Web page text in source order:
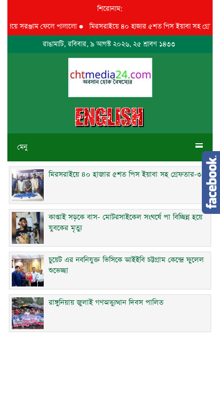
শিরোনাম:
সরঞ্জাম ফেলে পালালো●মিরসরাইয়ে ৪০ হাজার ৫শত পিস ইয়াবা সহ গ্রেফতার-৩
রাঙামাটি, রবিবার, ৯ আগস্ট ২০২৬, ২৫ শ্রাবণ ১৪৩৩
মেনু
মিরসরাইয়ে ৪০ হাজার ৫শত পিস ইয়াবা সহ গ্রেফতার-৩
কাপ্তাই সড়কে বাস- মোটরসাইকেল সংঘর্ষে পা বিচ্ছিন্ন হয়ে
যুবকের মৃত্যু
চুয়েট এর নবনিযুক্ত ভিসিকে আইইবি চট্টগ্রাম কেন্দ্রে ফুলেল
শুভেচ্ছা
রাঙ্গুনিয়ায় জুলাই গণঅভ্যুত্থান দিবস পালিত